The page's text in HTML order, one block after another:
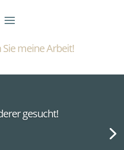
meine Arbeit!
gesucht!